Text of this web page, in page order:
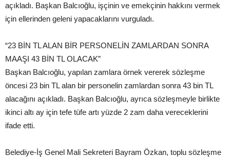
açıkladı. Başkan Balcıoğlu, işçinin ve emekçinin hakkını vermek
için ellerinden geleni yapacaklarını vurguladı.
“23 BİN TL ALAN BİR PERSONELİN ZAMLARDAN SONRA
MAAŞI 43 BİN TL OLACAK”
Başkan Balcıoğlu, yapılan zamlara örnek vererek sözleşme
öncesi 23 bin TL alan bir personelin zamlardan sonra 43 bin TL
alacağını açıkladı. Başkan Balcıoğlu, ayrıca sözleşmeyle birlikte
ikinci altı ay için tefe tüfe artı yüzde 2 zam daha vereceklerini
ifade etti.
Belediye-İş Genel Mali Sekreteri Bayram Özkan, toplu sözleşme